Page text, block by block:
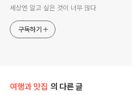
세상엔 알고 싶은 것이 너무 많다
구독하기
여행과 맛집 의 다른 글